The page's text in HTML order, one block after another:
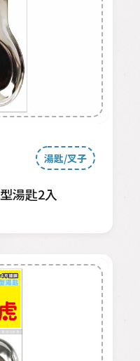
湯匙/叉子
湯匙2入